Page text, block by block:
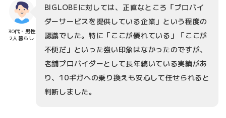
30代・男性
2人暮らし
BIGLOBEに対しては、正直なところ「プロバイ
ダーサービスを提供している企業」という程度の
認識でした。特に「ここが優れている」「ここが
不便だ」といった強い印象はなかったのですが、
老舗プロバイダーとして長年続いている実績があ
り、10ギガへの乗り換えも安心して任せられると
判断しました。